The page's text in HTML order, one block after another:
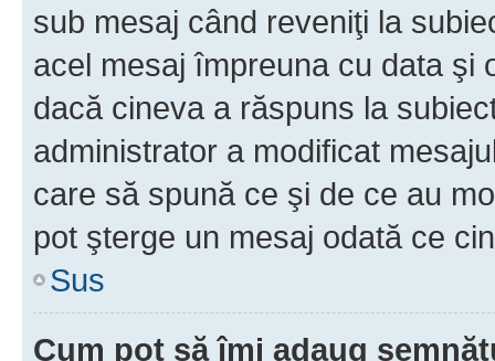
sub mesaj când reveniţi la
acel mesaj împreuna cu data şi
dacă cineva a răspuns la
administrator a modificat
care să spună ce şi de ce au
pot şterge un mesaj odată ce
Sus
Cum pot să îmi adaug